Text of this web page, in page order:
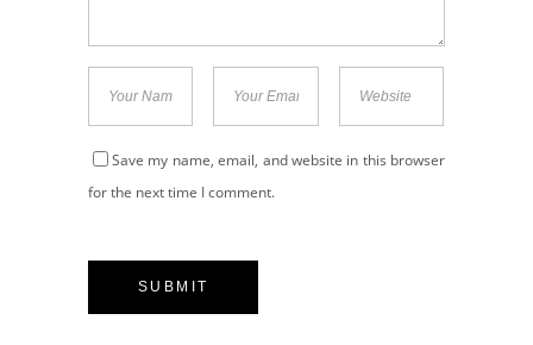
Save my name, email, and website in this browser
for the next time I comment.